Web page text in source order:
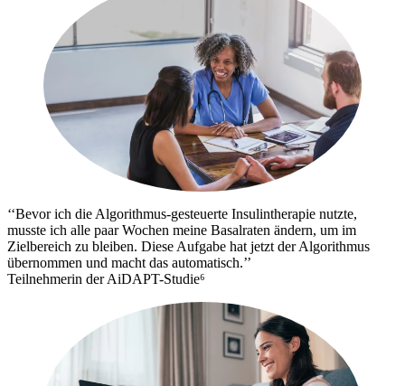
‘‘Bevor ich die Algorithmus-gesteuerte Insulintherapie nutzte,
musste ich alle paar Wochen meine Basalraten ändern, um im
Zielbereich zu bleiben. Diese Aufgabe hat jetzt der Algorithmus
übernommen und macht das automatisch.’’
Teilnehmerin der AiDAPT-Studie⁶